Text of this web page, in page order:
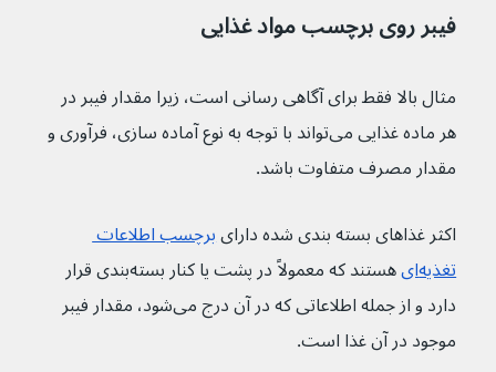
فیبر روی برچسب مواد غذایی
مثال بالا فقط برای آگاهی رسانی است، زیرا مقدار فیبر در
هر ماده غذایی می‌تواند با توجه به نوع آماده سازی، فرآوری و
مقدار مصرف متفاوت باشد.
اکثر غذاهای بسته بندی شده دارای برچسب اطلاعات
تغذیه‌ای
هستند که معمولاً در پشت یا کنار بسته‌بندی قرار
دارد و از جمله اطلاعاتی که در آن درج می‌شود، مقدار فیبر
موجود در آن غذا است.